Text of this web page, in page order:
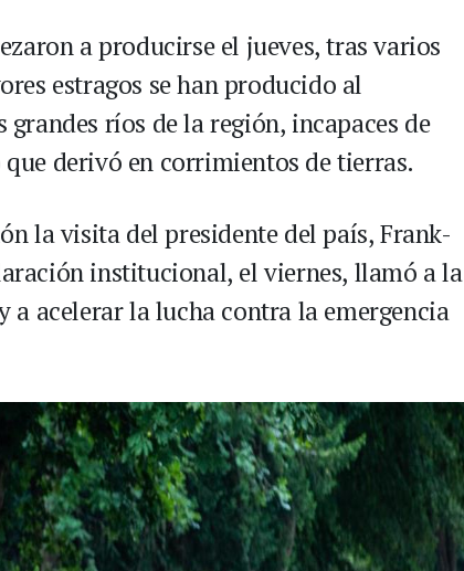
a producirse el jueves, tras varios
estragos se han producido al
ríos de la región, incapaces de
derivó en corrimientos de tierras.
la visita del presidente del país, Frank-
institucional, el viernes, llamó a la
acelerar la lucha contra la emergencia